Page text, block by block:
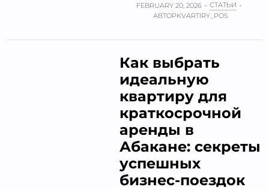
FEBRUARY 20, 2026
СТАТЬИ
АВТОРKVARTIRY_POS
Как выбрать
идеальную
квартиру для
краткосрочной
аренды в
Абакане: секреты
успешных
бизнес-поездок